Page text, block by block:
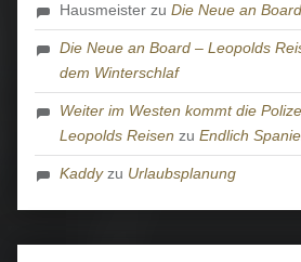
Hausmeister zuDie Neue an Board
Die Neue an Board – Leopolds
dem Winterschlaf
Weiter im Westen kommt die
Leopolds Reisen zuEndlich
Kaddyzu Urlaubsplanung